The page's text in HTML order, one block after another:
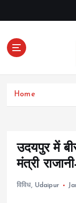
c
Home
उदयपुर में
मंत्री
विविध, Udaipur